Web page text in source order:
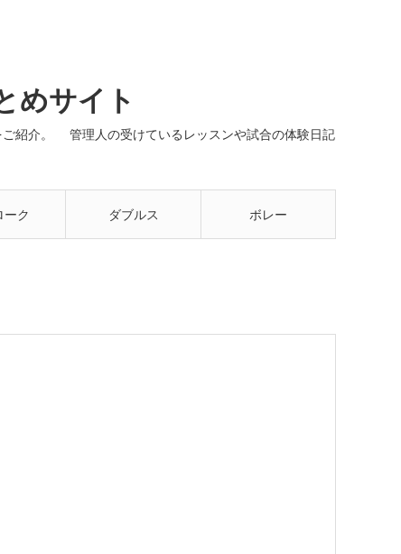
めサイト
紹介。 管理人の受けているレッスンや試合の体験日記
ーク ダブルス ボレー